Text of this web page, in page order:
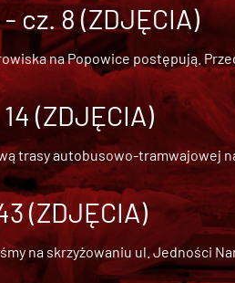
cz. 8 (ZDJĘCIA)
na Popowice postępują.
(ZDJĘCIA)
trasy autobusowo-tramwajowej
(ZDJĘCIA)
na skrzyżowaniu ul. Jedności